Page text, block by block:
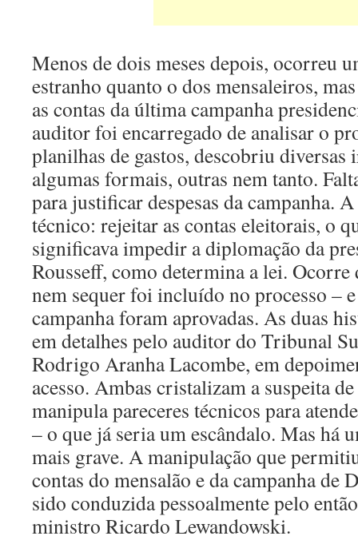
Menos de dois meses depois, ocorreu
estranho quanto o dos mensaleiros,
as contas da última campanha
auditor foi encarregado de analisar o
planilhas de gastos, descobriu diversas
algumas formais, outras nem tanto.
para justificar despesas da campanha.
técnico: rejeitar as contas eleitorais, o
significava impedir a diplomação da
Rousseff, como determina a lei. Ocorre
nem sequer foi incluído no processo – e
campanha foram aprovadas. As duas
em detalhes pelo auditor do Tribunal
Rodrigo Aranha Lacombe, em
acesso. Ambas cristalizam a suspeita
manipula pareceres técnicos para
– o que já seria um escândalo. Mas há
mais grave. A manipulação que
contas do mensalão e da campanha de
sido conduzida pessoalmente pelo
ministro Ricardo Lewandowski.